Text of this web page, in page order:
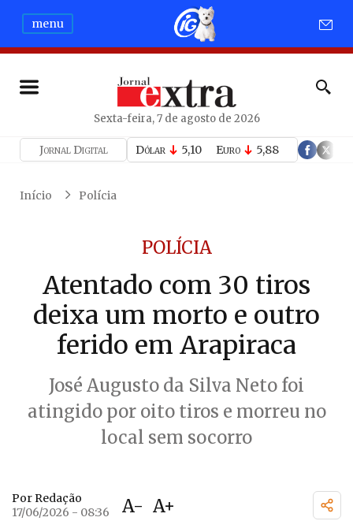
menu
Sexta-feira, 7 de agosto de 2026
Jornal Digital Dólar 5,10 Euro 5,88
Início Polícia
POLÍCIA
Atentado com 30 tiros
deixa um morto e outro
ferido em Arapiraca
José Augusto da Silva Neto foi
atingido por oito tiros e morreu no
local sem socorro
Por Redação
17/06/2026 - 08:36
A- A+